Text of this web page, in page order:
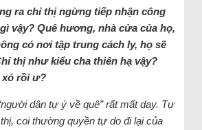
ra chỉ thị ngừng tiếp nhận công
vậy? Quê hương, nhà cửa của họ,
có nơi tập trung cách ly, họ sẽ
thị như kiểu cha thiên hạ vậy?
xó rồi ư?
dân tự ý về quê” rất mất dạy. Tự
coi thường quyền tự do đi lại của